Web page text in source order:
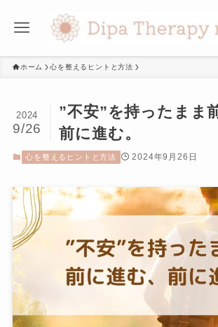
ホーム 心を整えるヒントと方法
”不安”を持ったまま
前に進む。
2024
9/26
心を整えるヒントと方法 2024年9月26日